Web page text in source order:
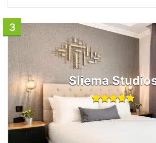
3
Sliema